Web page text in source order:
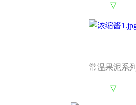
▽
常温果泥系列
▽